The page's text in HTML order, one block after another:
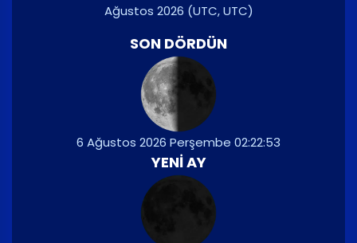
Ağustos 2026 (UTC, UTC)
SON DÖRDÜN
6 Ağustos 2026 Perşembe 02:22:53
YENI AY